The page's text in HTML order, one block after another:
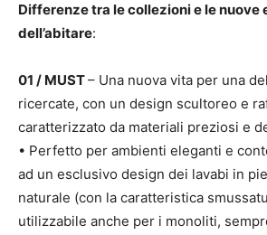
Differenze tra le collezioni e le nuove
dell’abitare:
01 / MUST– Una nuova vita per una
ricercate, con un design scultoreo e
caratterizzato da materiali preziosi e
• Perfetto per ambienti eleganti e
ad un esclusivo design dei lavabi in
naturale (con la caratteristica
utilizzabile anche per i monoliti,